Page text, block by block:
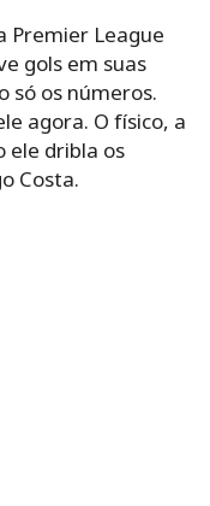
Premier League
gols em suas
só os números.
agora. O físico, a
ele dribla os
Costa.